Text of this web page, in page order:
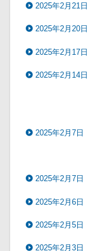
2025年2月21日
2025年2月20日
2025年2月17日
2025年2月14日
2025年2月7日
2025年2月7日
2025年2月6日
2025年2月5日
2025年2月3日